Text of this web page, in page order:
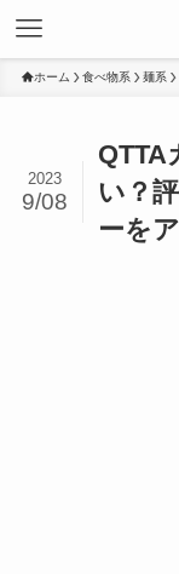
ホーム 食べ物系 麺系
QTTA
い？
ーを
2023
9/08